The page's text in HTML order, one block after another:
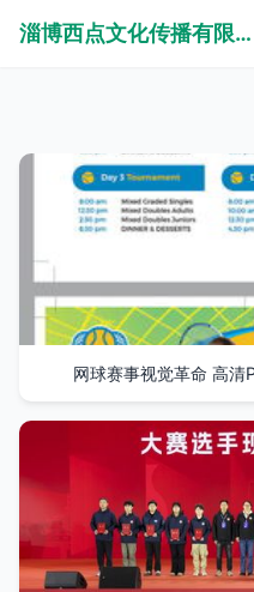
淄博西点文化传播有限公司
网球赛事视觉革命 高清